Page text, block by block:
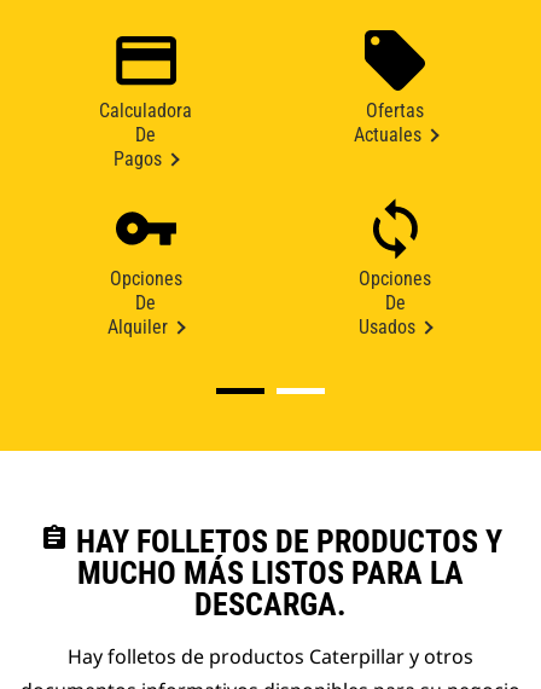
Calculadora
De
Pagos
Ofertas
Actuales
Opciones
De
Alquiler
Opciones
De
Usados
assignment HAY FOLLETOS DE PRODUCTOS Y
MUCHO MÁS LISTOS PARA LA
DESCARGA.
Hay folletos de productos Caterpillar y otros